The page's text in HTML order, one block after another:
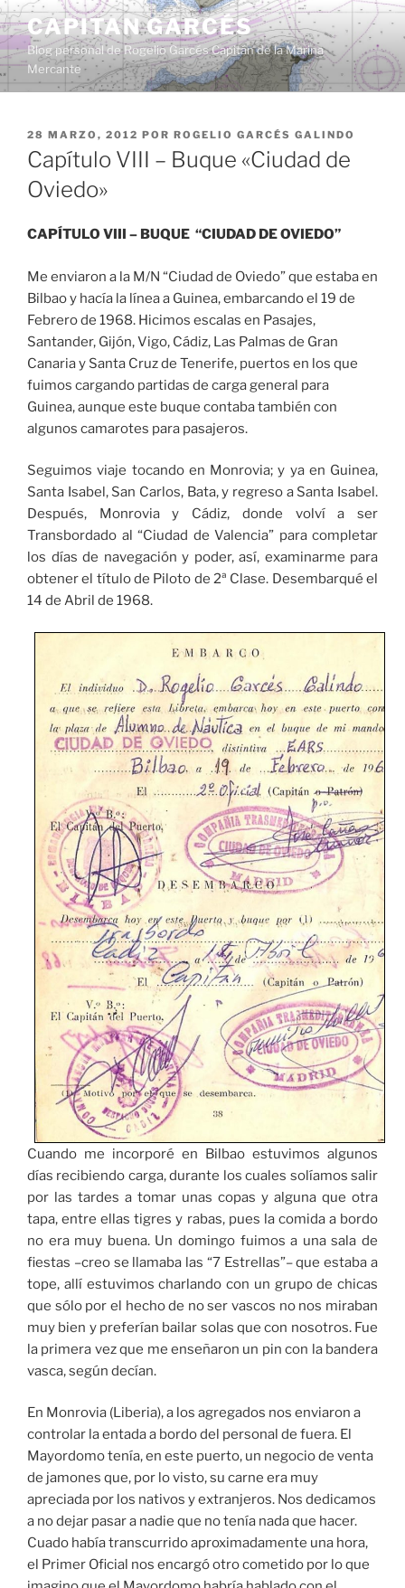
Saltar
al
contenido
CAPITAN GARCÉS
Blog personal de Rogelio Garcés Capitán de la Marina
Mercante
PUBLICADO
EL
28 MARZO, 2012 POR ROGELIO GARCÉS GALINDO
Capítulo VIII – Buque «Ciudad de
Oviedo»
CAPÍTULO VIII – BUQUE “CIUDAD DE OVIEDO”
Me enviaron a la M/N “Ciudad de Oviedo” que estaba en
Bilbao y hacía la línea a Guinea, embarcando el 19 de
Febrero de 1968. Hicimos escalas en Pasajes,
Santander, Gijón, Vigo, Cádiz, Las Palmas de Gran
Canaria y Santa Cruz de Tenerife, puertos en los que
fuimos cargando partidas de carga general para
Guinea, aunque este buque contaba también con
algunos camarotes para pasajeros.
Seguimos viaje tocando en Monrovia; y ya en Guinea,
Santa Isabel, San Carlos, Bata, y regreso a Santa Isabel.
Después, Monrovia y Cádiz, donde volví a ser
Transbordado al “Ciudad de Valencia” para completar
los días de navegación y poder, así, examinarme para
obtener el título de Piloto de 2ª Clase. Desembarqué el
14 de Abril de 1968.
Cuando me incorporé en Bilbao estuvimos algunos
días recibiendo carga, durante los cuales solíamos salir
por las tardes a tomar unas copas y alguna que otra
tapa, entre ellas tigres y rabas, pues la comida a bordo
no era muy buena. Un domingo fuimos a una sala de
fiestas –creo se llamaba las “7 Estrellas”– que estaba a
tope, allí estuvimos charlando con un grupo de chicas
que sólo por el hecho de no ser vascos no nos miraban
muy bien y preferían bailar solas que con nosotros. Fue
la primera vez que me enseñaron un pin con la bandera
vasca, según decían.
En Monrovia (Liberia), a los agregados nos enviaron a
controlar la entada a bordo del personal de fuera. El
Mayordomo tenía, en este puerto, un negocio de venta
de jamones que, por lo visto, su carne era muy
apreciada por los nativos y extranjeros. Nos dedicamos
a no dejar pasar a nadie que no tenía nada que hacer.
Cuado había transcurrido aproximadamente una hora,
el Primer Oficial nos encargó otro cometido por lo que